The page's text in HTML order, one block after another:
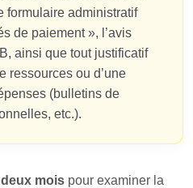
formulaire administratif
de paiement », l’avis
ainsi que tout justificatif
ressources ou d’une
(bulletins de
etc.).
deux mois pour examiner la